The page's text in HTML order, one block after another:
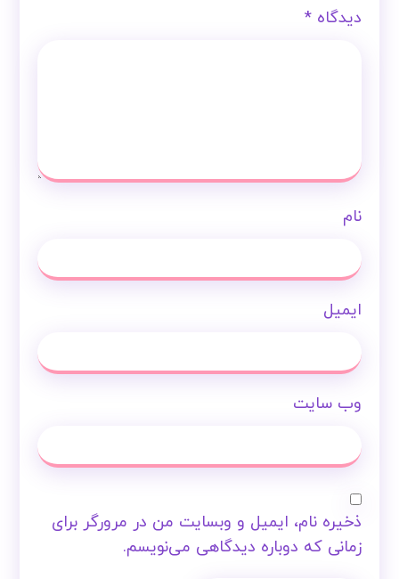
دیدگاه*
نام
ایمیل
وب‌ سایت
ذخیره نام، ایمیل و وبسایت من در مرورگر برای
زمانی که دوباره دیدگاهی می‌نویسم.